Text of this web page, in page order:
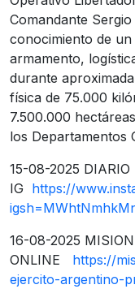
Comandante
conocimiento de
armamento,
durante
física de 75.000
7.500.000
los Departamentos
15-08-2025 DIARIO
IG https://
16-08-2025
ONLINE https://
ejercito-argentino-